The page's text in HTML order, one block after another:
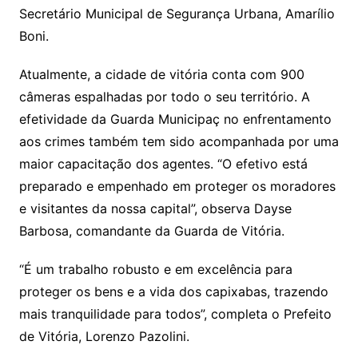
Secretário Municipal de Segurança Urbana, Amarílio
Boni.
Atualmente, a cidade de vitória conta com 900
câmeras espalhadas por todo o seu território. A
efetividade da Guarda Municipaç no enfrentamento
aos crimes também tem sido acompanhada por uma
maior capacitação dos agentes. “O efetivo está
preparado e empenhado em proteger os moradores
e visitantes da nossa capital”, observa Dayse
Barbosa, comandante da Guarda de Vitória.
“É um trabalho robusto e em excelência para
proteger os bens e a vida dos capixabas, trazendo
mais tranquilidade para todos”, completa o Prefeito
de Vitória, Lorenzo Pazolini.